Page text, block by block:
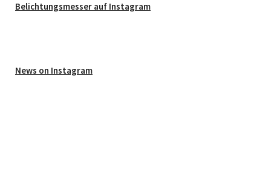
Belichtungsmesser auf Instagram
News on Instagram